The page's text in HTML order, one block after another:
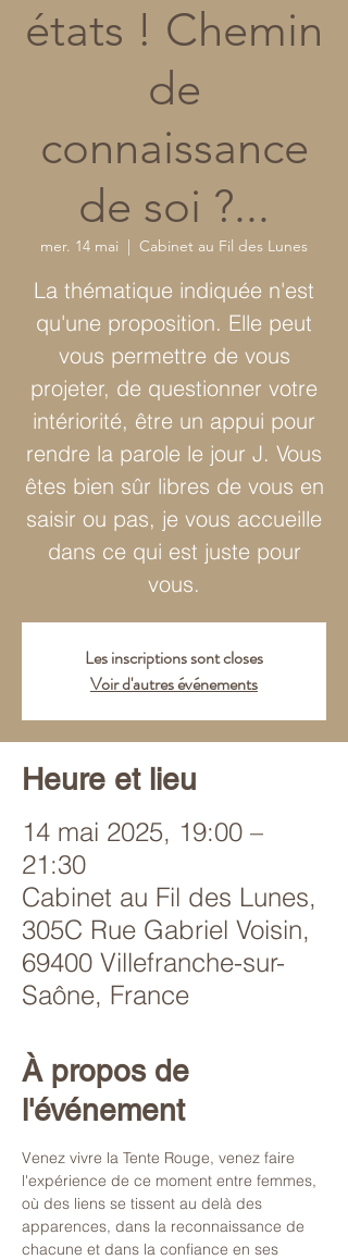
états ! Chemin
de
connaissance
de soi ?...
mer. 14 mai
  |
Cabinet au Fil des Lunes
La thématique indiquée n'est
qu'une proposition. Elle peut
vous permettre de vous
projeter, de questionner votre
intériorité, être un appui pour
rendre la parole le jour J. Vous
êtes bien sûr libres de vous en
saisir ou pas, je vous accueille
dans ce qui est juste pour
vous.
Les inscriptions sont closes
Voir d'autres événements
Heure et lieu
14 mai 2025, 19:00 –
21:30
Cabinet au Fil des Lunes,
305C Rue Gabriel Voisin,
69400 Villefranche-sur-
Saône, France
À propos de
l'événement
Venez vivre la Tente Rouge, venez faire
l'expérience de ce moment entre femmes,
où des liens se tissent au delà des
apparences, dans la reconnaissance de
chacune et dans la confiance en ses